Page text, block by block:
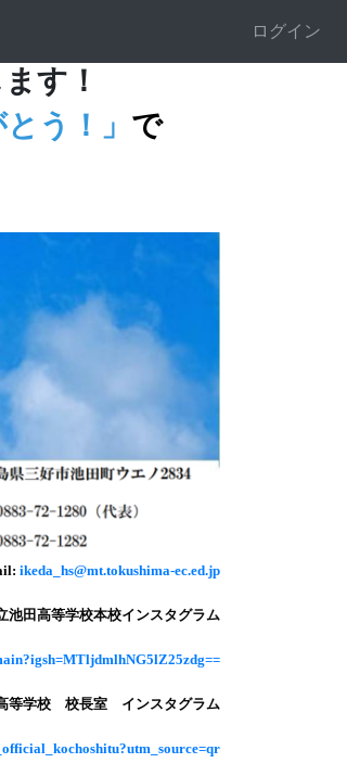
ログイン
す！
う！」 で
ikeda_hs@mt.tokushima-ec.ed.jp
池田高等学校本校インスタグラム
高等学校 校長室 インスタグラム